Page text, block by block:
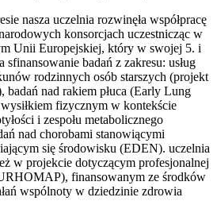
nasza uczelnia rozwinęła współpracę
konsorcjach uczestnicząc w
Unii Europejskiej, który w swojej 5. i
sfinansowanie badań z zakresu: usług
rodzinnych osób starszych (projekt
nad rakiem płuca (Early Lung
fizycznym w kontekście
i zespołu metabolicznego
nad chorobami stanowiącymi
się środowisku (EDEN). uczelnia
w projekcie dotyczącym profesjonalnej
finansowanym ze środków
wspólnoty w dziedzinie zdrowia